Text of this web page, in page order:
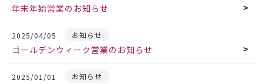
年末年始営業のお知らせ
2025/04/05 お知らせ
ゴールデンウィーク営業のお知らせ
2025/01/01 お知らせ